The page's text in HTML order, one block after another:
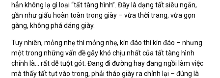
hẳn không lạ gì loại “tất tàng hình”. Đây là dạng tất siêu ngắn,
gần như giấu hoàn toàn trong giày – vừa thời trang, vừa gọn
gàng, không phá dáng giày.
Tuy nhiên, mỏng nhẹ thì mỏng nhẹ, kín đáo thì kín đáo – nhưng
một trong những vấn đề gây khó chịu nhất của tất tàng hình
chính là… rất dễ tuột gót. Đang đi đường hay đang ngồi làm việc
mà thấy tất tụt vào trong, phải tháo giày ra chỉnh lại – đúng là